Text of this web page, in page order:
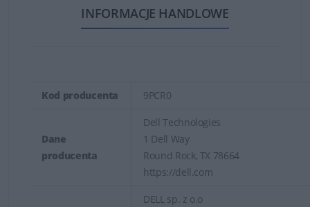
INFORMACJE HANDLOWE
Kod producenta 9PCR0
Dane
producenta
Dell Technologies
1 Dell Way
Round Rock, TX 78664
https://dell.com
DELL sp. z o.o